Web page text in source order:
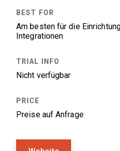
Am besten für die
Integrationen
Nicht verfügbar
Preise auf Anfrage